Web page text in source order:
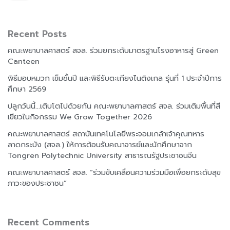
Recent Posts
คณะพยาบาลศาสตร์ สจล. ร่วมยกระดับมาตรฐานโรงอาหารสู่ Green
Canteen
พิธีมอบหมวก เข็มชั้นปี และพิธีรับตะเกียงไนติงเกล รุ่นที่ 1 ประจำปีการ
ศึกษา 2569
ปลูกวันนี้…เติบโตไปด้วยกัน คณะพยาบาลศาสตร์ สจล. ร่วมเติมพื้นที่สี
เขียวในกิจกรรม We Grow Together 2026
คณะพยาบาลศาสตร์ สถาบันเทคโนโลยีพระจอมเกล้าเจ้าคุณทหาร
ลาดกระบัง (สจล.) ให้การต้อนรับคณาจารย์และนักศึกษาจาก
Tongren Polytechnic University สาธารณรัฐประชาชนจีน
คณะพยาบาลศาสตร์ สจล. “ร่วมขับเคลื่อนความร่วมมือเพื่อยกระดับสุข
ภาวะของประชาชน”
Recent Comments